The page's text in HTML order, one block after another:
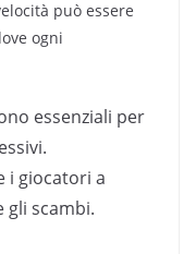
può essere
ogni
essenziali per
i giocatori a
gli scambi.